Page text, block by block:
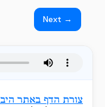
Next →
צורת הדף באתר